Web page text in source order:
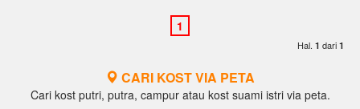
Hal. 1 dari 1
CARI KOST VIA PETA
Cari kost putri, putra, campur atau kost suami istri via peta.